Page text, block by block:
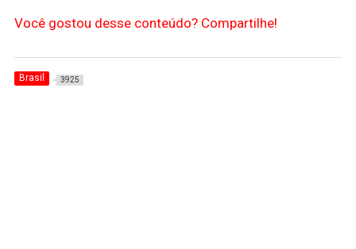
Você gostou desse conteúdo? Compartilhe!
Brasil 3925